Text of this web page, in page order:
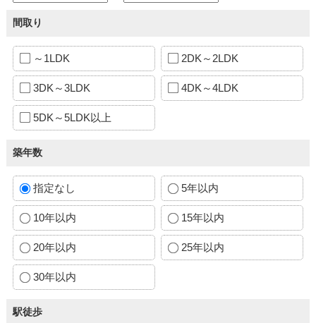
間取り
～1LDK 2DK～2LDK
3DK～3LDK 4DK～4LDK
5DK～5LDK以上
築年数
指定なし 5年以内
10年以内 15年以内
20年以内 25年以内
30年以内
駅徒歩